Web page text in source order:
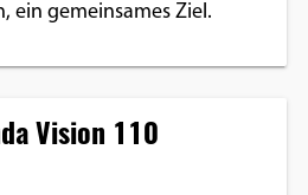
ein gemeinsames Ziel.
Vision 110